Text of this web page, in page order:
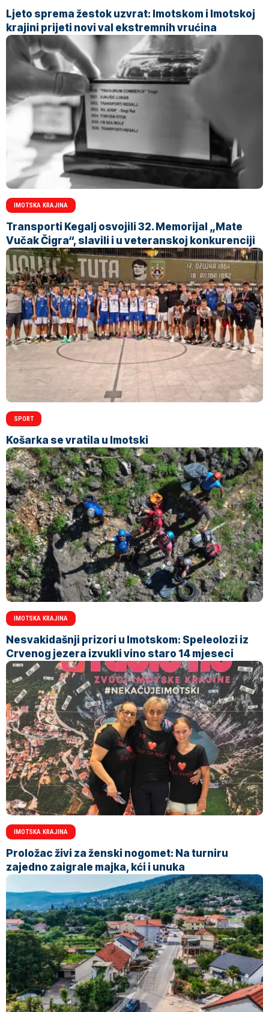
Ljeto sprema žestok uzvrat: Imotskom i Imotskoj
krajini prijeti novi val ekstremnih vrućina
IMOTSKA KRAJINA
Transporti Kegalj osvojili 32. Memorijal „Mate
Vučak Čigra“, slavili i u veteranskoj konkurenciji
SPORT
Košarka se vratila u Imotski
IMOTSKA KRAJINA
Nesvakidašnji prizori u Imotskom: Speleolozi iz
Crvenog jezera izvukli vino staro 14 mjeseci
IMOTSKA KRAJINA
Proložac živi za ženski nogomet: Na turniru
zajedno zaigrale majka, kći i unuka